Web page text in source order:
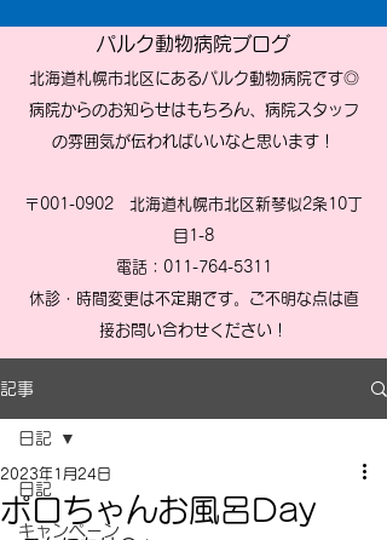
パルク動物病院ブログ
北海道札幌市北区にあるパルク動物病院です◎
病院からのお知らせはもちろん、病院スタッフ
の雰囲気が伝わればいいなと思います！
〒001-0902 北海道札幌市北区新琴似2条10丁
目1-8
電話：011-764-5311
休診・時間変更は不定期です。ご不明な点は直
接お問い合わせください！
記事
日記
キャンペーン
日記
ポロちゃんお風呂Day
2023年1月24日